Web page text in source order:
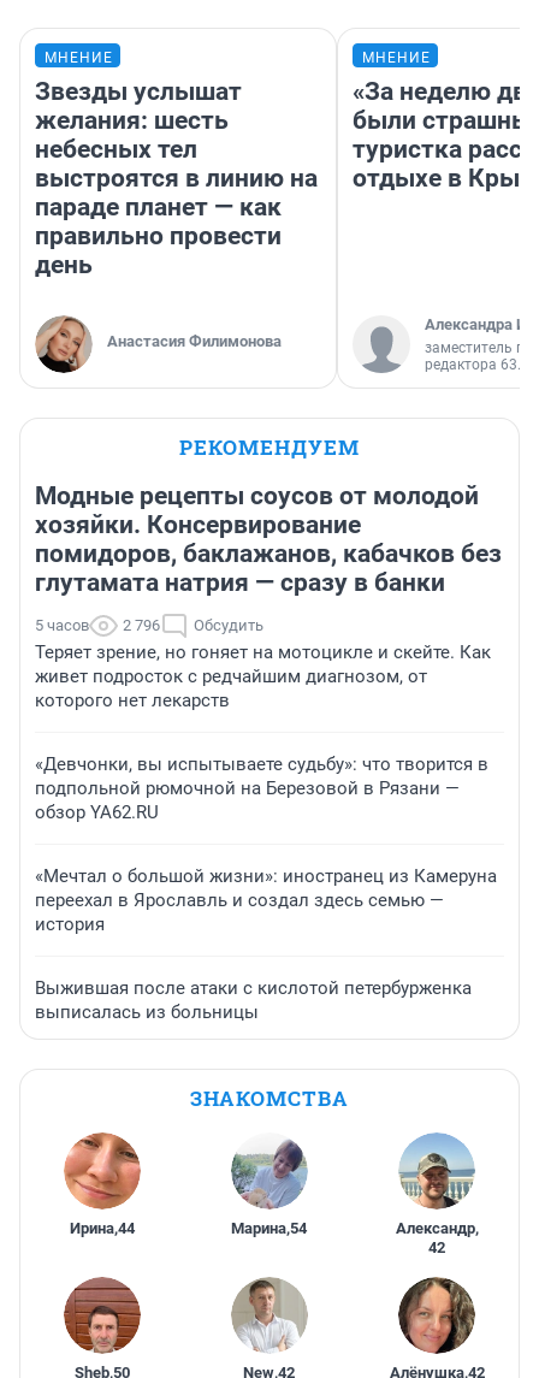
МНЕНИЕ
Звезды услышат
желания: шесть
небесных тел
выстроятся в линию на
параде планет — как
правильно провести
день
Анастасия Филимонова
МНЕНИЕ
«За неделю
были
туристка
отдыхе в
Александра
заместитель
редактора 63.RU
РЕКОМЕНДУЕМ
Модные рецепты соусов от молодой
хозяйки. Консервирование
помидоров, баклажанов, кабачков без
глутамата натрия — сразу в банки
5 часов 2 796 Обсудить
Теряет зрение, но гоняет на мотоцикле и скейте. Как
живет подросток с редчайшим диагнозом, от
которого нет лекарств
«Девчонки, вы испытываете судьбу»: что творится в
подпольной рюмочной на Березовой в Рязани —
обзор YA62.RU
«Мечтал о большой жизни»: иностранец из Камеруна
переехал в Ярославль и создал здесь семью —
история
Выжившая после атаки с кислотой петербурженка
выписалась из больницы
ЗНАКОМСТВА
Ирина,44 Марина,54 Александр,
42
Sheb,50 New,42 Алёнушка,42